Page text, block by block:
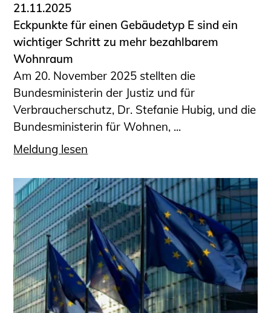
21.11.2025
Eckpunkte für einen Gebäudetyp E sind ein
wichtiger Schritt zu mehr bezahlbarem
Wohnraum
Am 20. November 2025 stellten die
Bundesministerin der Justiz und für
Verbraucherschutz, Dr. Stefanie Hubig, und die
Bundesministerin für Wohnen, ...
Meldung lesen